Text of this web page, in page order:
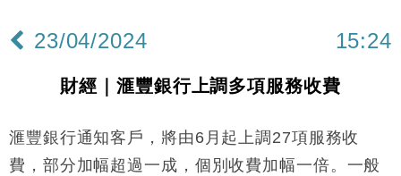
18:15
本地｜新世界K11 9月升級會員制度 增鉑金卡級別鎖
財經｜本港6月零售額連升14個月 珠寶鐘錶銷售升勢
16:33
財經｜滙控重啟最多10億美元回購 派息比率目標維持
50%
23/04/2024 15:24
財經｜滙豐銀行上調多項服務收費
滙豐銀行通知客戶，將由6月起上調27項服務收
費，部分加幅超過一成，個別收費加幅一倍。一般